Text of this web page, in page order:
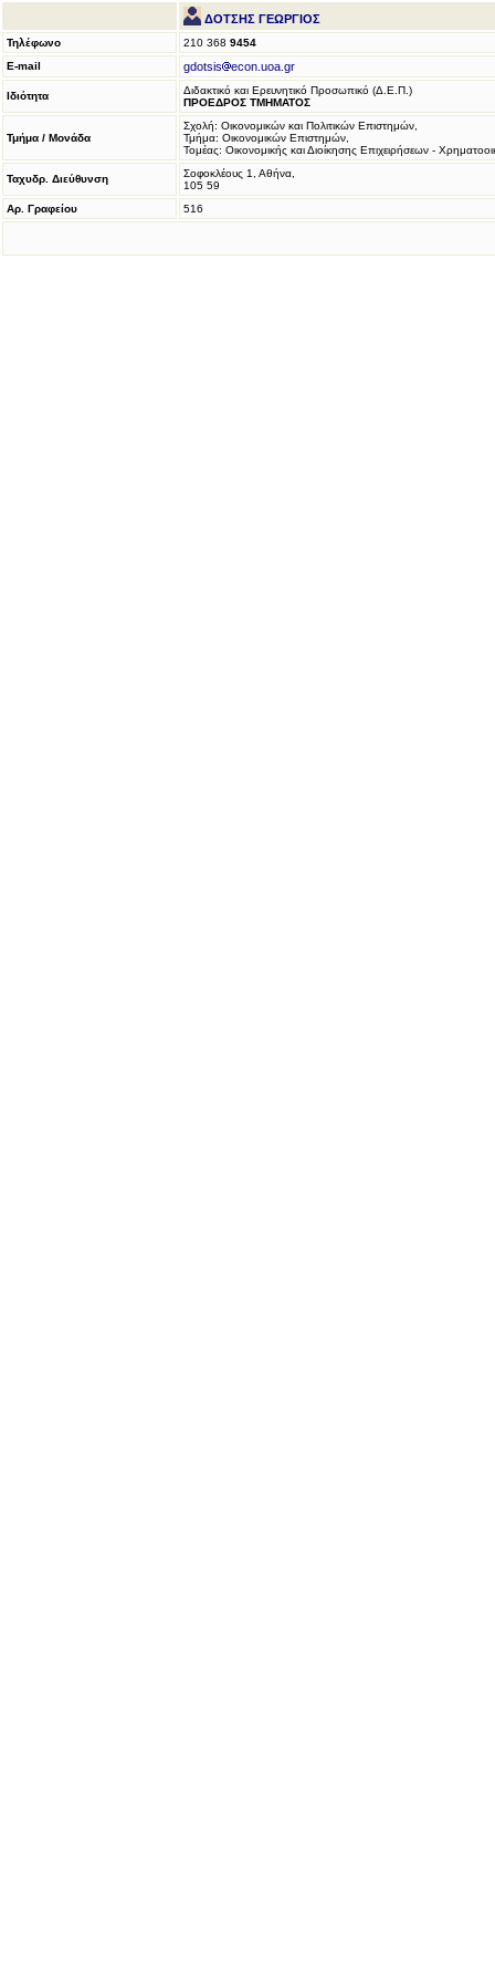
ΔΟΤΣΗΣ ΓΕΩΡΓΙΟΣ
Τηλέφωνο 210 368 9454
E-mail
gdotsis econ.uoa.gr
Ιδιότητα
Διδακτικό και Ερευνητικό Προσωπικό (Δ.Ε.Π.)
ΠΡΟΕΔΡΟΣ ΤΜΗΜΑΤΟΣ
Τμήμα / Μονάδα
Σχολή: Οικoνομικών και Πολιτικών Επιστημών,
Τμήμα: Οικονομικών Επιστημών,
Τομέας: Οικονομικής και Διοίκησης Επιχειρήσεων -
Ταχυδρ. Διεύθυνση
Σοφοκλέους 1, Αθήνα,
105 59
Αρ. Γραφείου
516